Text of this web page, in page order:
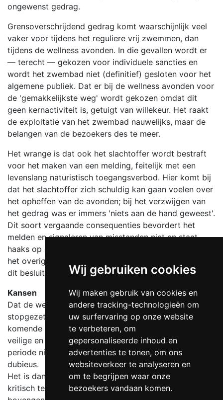
Wij gebruiken cookies
Wij maken gebruik van cookies en
andere tracking-technologieën om
uw surfervaring op onze website
te verbeteren, om
gepersonaliseerde inhoud en
advertenties te tonen, om ons
websiteverkeer te analyseren en
om te begrijpen waar onze
bezoekers vandaan komen.
ongewenst gedrag.
Grensoverschrijdend gedrag komt waarschijnlijk veel
vaker voor tijdens het reguliere vrij zwemmen, dan
tijdens de wellness avonden. In die gevallen wordt er
— terecht — gekozen voor individuele sancties en
wordt het zwembad niet (definitief) gesloten voor het
algemene publiek. Dat er bij de wellness avonden voor
de 'gemakkelijkste weg' wordt gekozen omdat dit
geen kernactiviteit is, getuigt van willekeur. Het raakt
de exploitatie van het zwembad nauwelijks, maar de
belangen van de bezoekers des te meer.
Het wrange is dat ook het slachtoffer wordt bestraft
voor het maken van een melding, feitelijk met een
levenslang naturistisch toegangsverbod. Hier komt bij
dat het slachtoffer zich schuldig kan gaan voelen over
het opheffen van de avonden; bij het verzwijgen van
het gedrag was er immers 'niets aan de hand geweest'.
Dit soort vergaande consequenties bevordert het
melden en signaleren van misstanden niet en staat
haaks op de doelstellingen van het protocol. Ook voor
het overige naturistische zwemmen in Nederland kan
dit besluit een negatieve weerslag hebben.
Kansen
Dat de wellness avonden niet per direct worden
stopgezet, geeft aan dat het zwembad voor de
komende maanden nog mogelijkheden ziet voor een
veilige en respectvolle omgeving. Waarom het na deze
periode niet meer mogelijk zou zijn blijft uiterst
dubieus.
Het is dan ook wenselijk om het besluit nogmaals
kritisch tegen het licht te houden op basis van de